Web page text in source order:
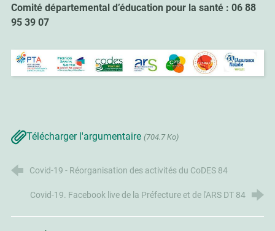
Comité départemental d’éducation pour la santé : 06 88
95 39 07
Télécharger l'argumentaire (704.7 Ko)
Covid-19 - Réorganisation des activités du CoDES 84
Covid-19. Facebook live de la Préfecture et de l'ARS DT 84